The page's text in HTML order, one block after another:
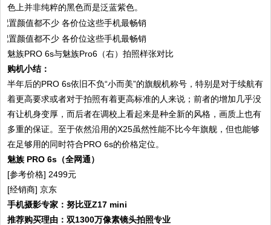
色上并非纯粹的黑色而是泛蓝紫色。
魅族PRO 6s与魅族Pro6（右）拍照样张对比
购机小结：
半年后的PRO 6s依旧不负“小而美”的旗舰机称号，特别是对于续航有
着更高要求或者对于拍照有着更高标准的人来说；前者的增加几乎没
有让机身变厚，而后者在调校上看起来是种全新的风格，画质上也有
多重的保证。至于依然沿用的X25虽然性能不比今年旗舰，但也能够
在足够用的同时符合PRO 6s的价格定位。
魅族 PRO 6s（全网通）
[参考价格] 2499元
[经销商] 京东
手机摄影专家：努比亚Z17 mini
推荐购买理由：双1300万像素镜头拍照专业